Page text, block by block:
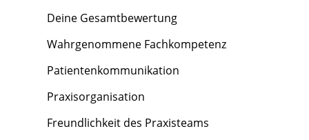
Deine Gesamtbewertung
Wahrgenommene Fachkompetenz
Patientenkommunikation
Praxisorganisation
Freundlichkeit des Praxisteams